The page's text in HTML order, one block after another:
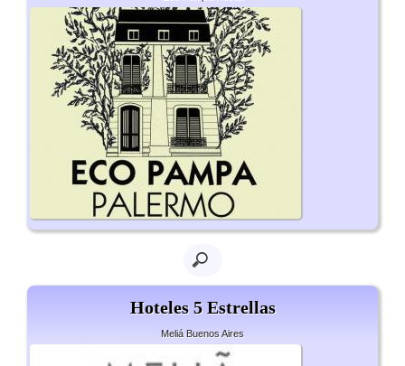
Hoteles 5 Estrellas
Meliá Buenos Aires